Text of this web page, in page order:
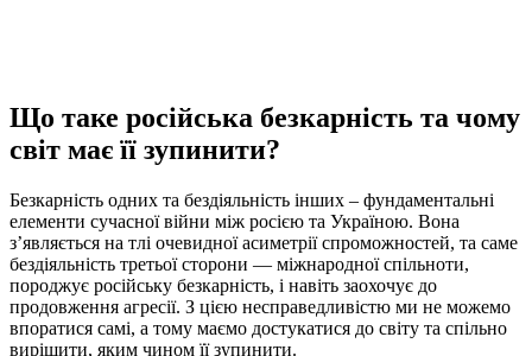
Що таке російська безкарність та чому
світ має її зупинити?
Безкарність одних та бездіяльність інших – фундаментальні
елементи сучасної війни між росією та Україною. Вона
зʼявляється на тлі очевидної асиметрії спроможностей, та саме
бездіяльність третьої сторони — міжнародної спільноти,
породжує російську безкарність, і навіть заохочує до
продовження агресії. З цією несправедливістю ми не можемо
впоратися самі, а тому маємо достукатися до світу та спільно
вирішити, яким чином її зупинити.